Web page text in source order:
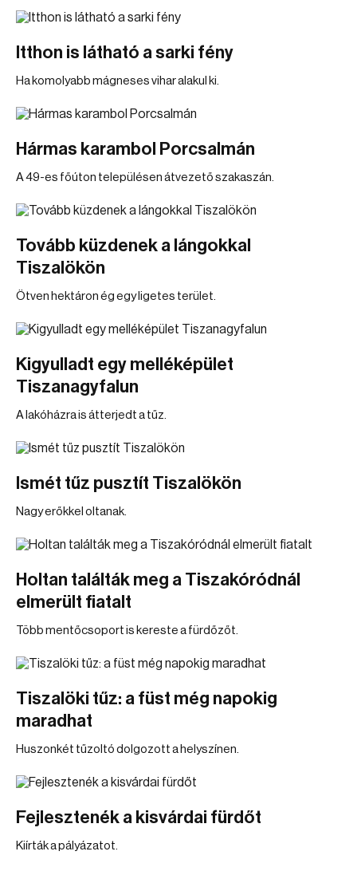
Itthon is látható a sarki fény
Ha komolyabb mágneses vihar alakul ki.
Hármas karambol Porcsalmán
A 49-es főúton településen átvezető szakaszán.
Tovább küzdenek a lángokkal
Tiszalökön
Ötven hektáron ég egy ligetes terület.
Kigyulladt egy melléképület
Tiszanagyfalun
A lakóházra is átterjedt a tűz.
Ismét tűz pusztít Tiszalökön
Nagy erőkkel oltanak.
Holtan találták meg a Tiszakóródnál
elmerült fiatalt
Több mentőcsoport is kereste a fürdőzőt.
Tiszalöki tűz: a füst még napokig
maradhat
Huszonkét tűzoltó dolgozott a helyszínen.
Fejlesztenék a kisvárdai fürdőt
Kiírták a pályázatot.